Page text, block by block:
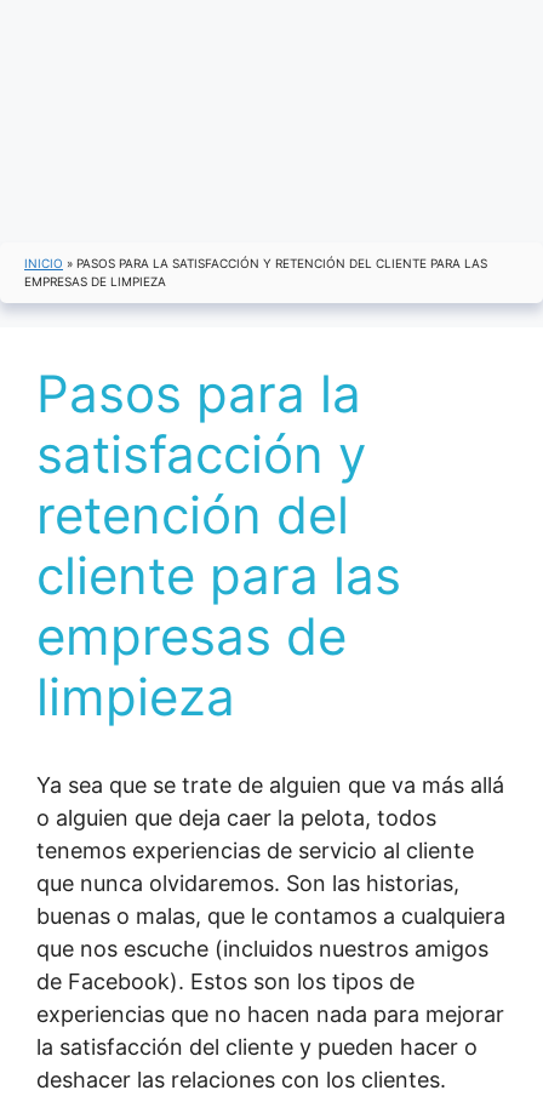
INICIO » PASOS PARA LA SATISFACCIÓN Y RETENCIÓN DEL CLIENTE PARA LAS
EMPRESAS DE LIMPIEZA
Pasos para la
satisfacción y
retención del
cliente para las
empresas de
limpieza
Ya sea que se trate de alguien que va más allá
o alguien que deja caer la pelota, todos
tenemos experiencias de servicio al cliente
que nunca olvidaremos. Son las historias,
buenas o malas, que le contamos a cualquiera
que nos escuche (incluidos nuestros amigos
de Facebook). Estos son los tipos de
experiencias que no hacen nada para mejorar
la satisfacción del cliente y pueden hacer o
deshacer las relaciones con los clientes.